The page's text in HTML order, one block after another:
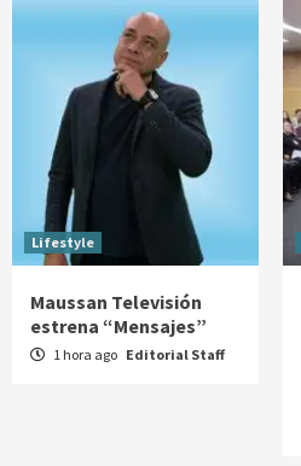
Lifestyle
Maussan Televisión
estrena “Mensajes”
1 hora ago Editorial Staff